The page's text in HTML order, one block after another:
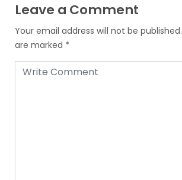
Leave a Comment
Your email address will not be published.
are marked *